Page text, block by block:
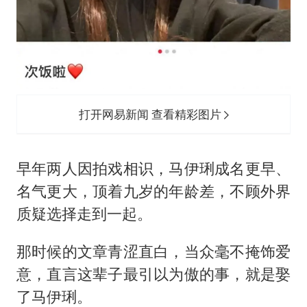
打开网易新闻 查看精彩图片
早年两人因拍戏相识，马伊琍成名更早、
名气更大，顶着九岁的年龄差，不顾外界
质疑选择走到一起。
那时候的文章青涩直白，当众毫不掩饰爱
意，直言这辈子最引以为傲的事，就是娶
了马伊琍。